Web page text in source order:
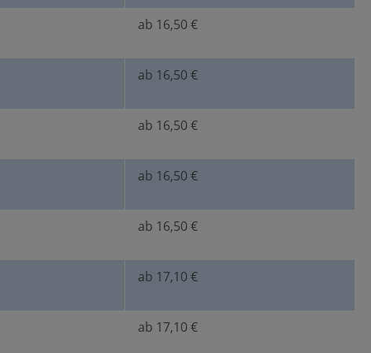
ab 16,50 €
ab 16,50 €
ab 16,50 €
ab 16,50 €
ab 16,50 €
ab 17,10 €
ab 17,10 €